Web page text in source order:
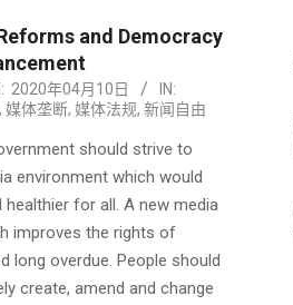
and Democracy
2020年04月10日
IN:
, 媒体垄断, 媒体法规, 新闻自由
should strive to
environment which would
for all. A new media
improves the rights of
long overdue. People should
create, amend and change